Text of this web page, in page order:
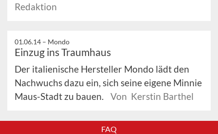
Redaktion
01.06.14 – Mondo
Einzug ins Traumhaus
Der italienische Hersteller Mondo lädt den
Nachwuchs dazu ein, sich seine eigene Minnie
Maus-Stadt zu bauen.
Von Kerstin Barthel
FAQ